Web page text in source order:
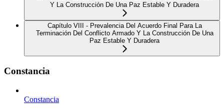
Y La Construcción De Una Paz Estable Y Duradera
Capítulo VIII - Prevalencia Del Acuerdo Final Para La
Terminación Del Conflicto Armado Y La Construcción De Una
Paz Estable Y Duradera
Constancia
Constancia